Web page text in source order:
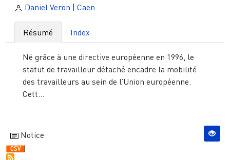
Daniel Veron | Caen
Résumé Index
Né grâce à une directive européenne en 1996, le
statut de travailleur détaché encadre la mobilité
des travailleurs au sein de l’Union européenne.
Cett...
Notice